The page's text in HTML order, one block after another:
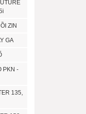
ZIN
GA
PKN -
135,